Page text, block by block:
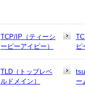
TCP/IP（ティーシ
ーピーアイピー）
ピ
TLD（トップレベ
ルドメイン）
ー